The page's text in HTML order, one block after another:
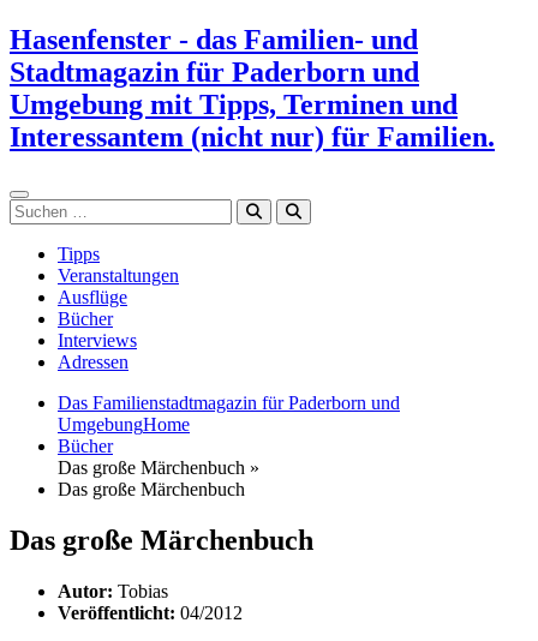
Zum
Inhalt
springen
Hasenfenster - das Familien- und
Stadtmagazin für Paderborn und
Umgebung mit Tipps, Terminen und
Interessantem (nicht nur) für Familien.
Suchen
Tipps
Veranstaltungen
Ausflüge
Bücher
Interviews
Adressen
Das Familienstadtmagazin für Paderborn und
UmgebungHome
Bücher
Das große Märchenbuch »
Das große Märchenbuch
Das große Märchenbuch
Autor: Tobias
Veröffentlicht: 04/2012